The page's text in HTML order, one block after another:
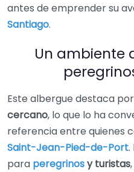
antes de emprender su
Santiago.
Un ambiente
Este albergue destaca
cercano, lo que lo ha
referencia entre quienes
Saint-Jean-Pied-de-Port.
para peregrinosy turistas